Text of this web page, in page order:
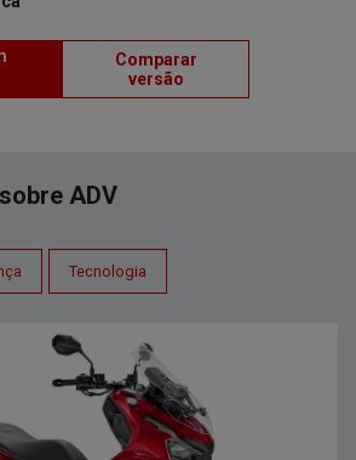
Comparar
versão
ADV
Tecnologia